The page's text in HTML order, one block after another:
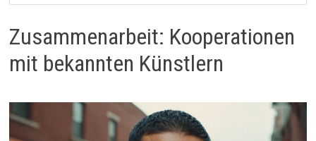
Zusammenarbeit: Kooperationen
mit bekannten Künstlern